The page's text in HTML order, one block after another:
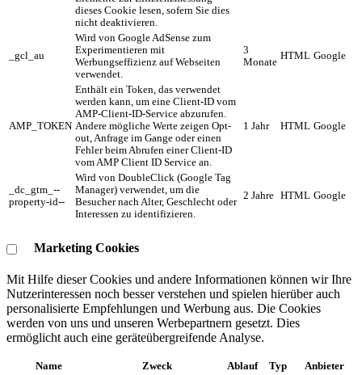
dieses Cookie lesen, sofern Sie dies
nicht deaktivieren.
_gcl_au
Wird von Google AdSense zum
Experimentieren mit
Werbungseffizienz auf Webseiten
verwendet.
3
Monate
HTML Google
AMP_TOKEN
Enthält ein Token, das verwendet
werden kann, um eine Client-ID vom
AMP-Client-ID-Service abzurufen.
Andere mögliche Werte zeigen Opt-
out, Anfrage im Gange oder einen
Fehler beim Abrufen einer Client-ID
vom AMP Client ID Service an.
1 Jahr HTML Google
_dc_gtm_--
property-id--
Wird von DoubleClick (Google Tag
Manager) verwendet, um die
Besucher nach Alter, Geschlecht oder
Interessen zu identifizieren.
2 Jahre HTML Google
Marketing Cookies
Mit Hilfe dieser Cookies und andere Informationen können wir Ihre
Nutzerinteressen noch besser verstehen und spielen hierüber auch
personalisierte Empfehlungen und Werbung aus. ​Die Cookies
werden von uns und unseren Werbepartnern gesetzt. Dies
ermöglicht auch eine geräteübergreifende Analyse.
Name Zweck Ablauf Typ Anbieter